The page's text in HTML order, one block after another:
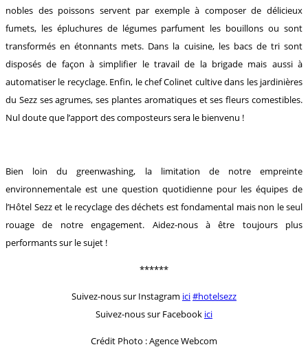
nobles des poissons servent par exemple à composer de délicieux
fumets, les épluchures de légumes parfument les bouillons ou sont
transformés en étonnants mets. Dans la cuisine, les bacs de tri sont
disposés de façon à simplifier le travail de la brigade mais aussi à
automatiser le recyclage. Enfin, le chef Colinet cultive dans les jardinières
du Sezz ses agrumes, ses plantes aromatiques et ses fleurs comestibles.
Nul doute que l’apport des composteurs sera le bienvenu !
Bien loin du greenwashing, la limitation de notre empreinte
environnementale est une question quotidienne pour les équipes de
l’Hôtel Sezz et le recyclage des déchets est fondamental mais non le seul
rouage de notre engagement. Aidez-nous à être toujours plus
performants sur le sujet !
******
Suivez-nous sur Instagram ici#hotelsezz
Suivez-nous sur Facebook ici
Crédit Photo : Agence Webcom